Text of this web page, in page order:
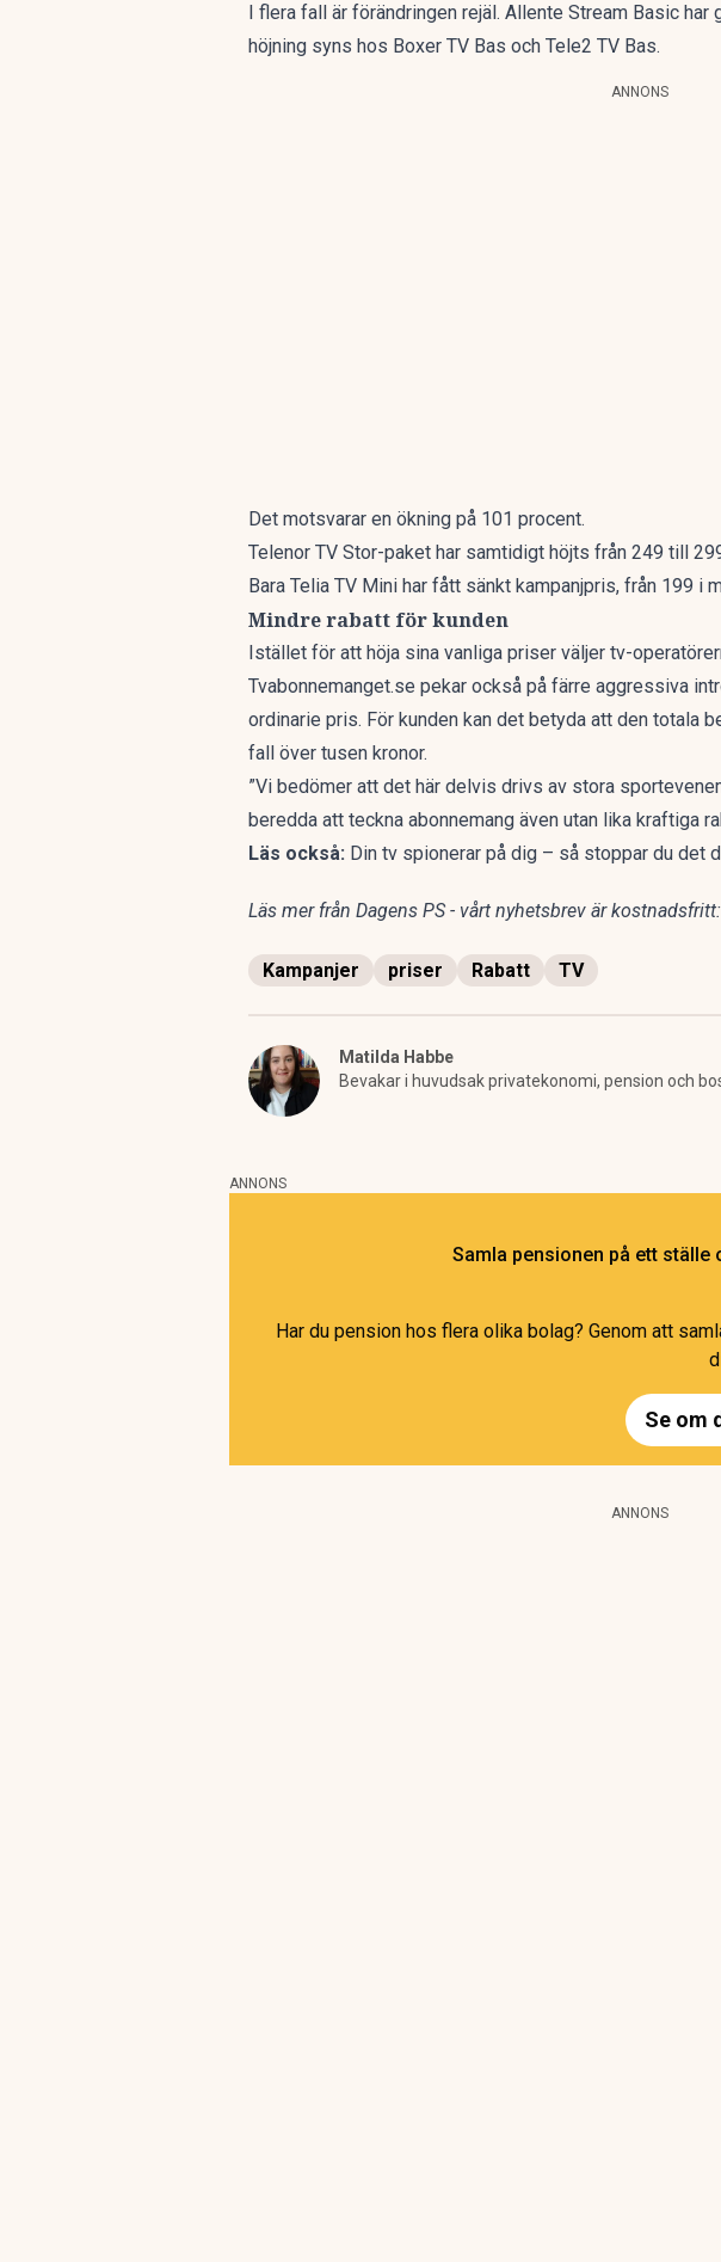
I flera fall är förändringen rejäl. Allente Stream Basic
höjning syns hos Boxer TV Bas och Tele2 TV Bas.
ANNONS
Det motsvarar en ökning på 101 procent.
Telenor TV Stor-paket har samtidigt höjts från 249 till
Bara Telia TV Mini har fått sänkt kampanjpris, från 199 i
Mindre rabatt för kunden
Istället för att höja sina vanliga priser väljer tv-
Tvabonnemanget.se pekar också på färre aggressiva
ordinarie pris. För kunden kan det betyda att den totala
fall över tusen kronor.
”Vi bedömer att det här delvis drivs av stora
beredda att teckna abonnemang även utan lika kraftiga
Läs också: Din tv spionerar på dig – så stoppar du det
Läs mer från Dagens PS - vårt nyhetsbrev är kostnadsfritt:
Kampanjer priser Rabatt TV
Matilda Habbe
Bevakar i huvudsak privatekonomi, pension och
ANNONS
Samla pensionen på ett
Har du pension hos flera olika bolag? Genom att
Se om
ANNONS